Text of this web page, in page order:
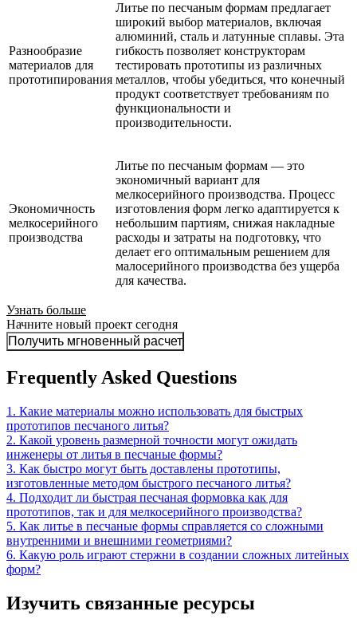
Разнообразие
материалов для
прототипирования
Литье по песчаным формам предлагает
широкий выбор материалов, включая
алюминий, сталь и латунные сплавы. Эта
гибкость позволяет конструкторам
тестировать прототипы из различных
металлов, чтобы убедиться, что конечный
продукт соответствует требованиям по
функциональности и
производительности.
Экономичность
мелкосерийного
производства
Литье по песчаным формам — это
экономичный вариант для
мелкосерийного производства. Процесс
изготовления форм легко адаптируется к
небольшим партиям, снижая накладные
расходы и затраты на подготовку, что
делает его оптимальным решением для
малосерийного производства без ущерба
для качества.
Узнать больше
Начните новый проект сегодня
Получить мгновенный расчет
Frequently Asked Questions
1. Какие материалы можно использовать для быстрых
прототипов песчаного литья?
2. Какой уровень размерной точности могут ожидать
инженеры от литья в песчаные формы?
3. Как быстро могут быть доставлены прототипы,
изготовленные методом быстрого песчаного литья?
4. Подходит ли быстрая песчаная формовка как для
прототипов, так и для мелкосерийного производства?
5. Как литье в песчаные формы справляется со сложными
внутренними и внешними геометриями?
6. Какую роль играют стержни в создании сложных литейных
форм?
Изучить связанные ресурсы